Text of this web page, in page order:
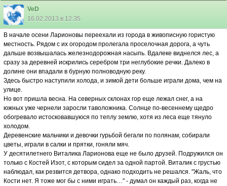
VeD
16.02.2013 в 12:35
В начале осени Ларионовы переехали из города в живописную гористую
местность. Рядом с их огородом пролегала проселочная дорога, а чуть
дальше возвышалась железнодорожная насыпь. Вдалеке виднелся лес, а
сразу за деревней искрились серебром три неглубокие речки. Далеко в
долине они впадали в бурную полноводную реку.
Здесь быстро наступили холода, и зимой дети больше играли дома, чем на
улице.
Но вот пришла весна. На северных склонах гор еще лежал снег, а на
южных уже чернели заросли таволожника. Солнце по-весеннему щедро
обогревало истосковавшуюся по теплу землю, хотя из леса еще тянуло
холодом.
Деревенские мальчики и девочки гурьбой бегали по полянам, собирали
цветы, играли в салки и прятки, гоняли мяч.
У десятилетнего Виталика Ларионова еще не было друзей. Подружился он
только с Костей Изот, с которым сидел за одной партой. Виталик с грустью
наблюдал, как резвится детвора, однако подходить не решался. "Жаль, что
Кости нет. Я тоже мог бы с ними играть…" - думал он каждый раз, когда не